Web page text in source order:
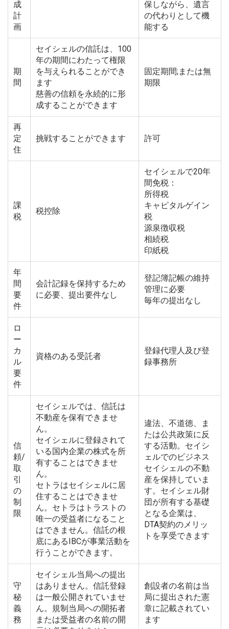
成
計
画
保しながら、遺言
の代わりとして機
能する
期
間
セイシェルの信託は、100
年の期間にわたって権限
を与えられることができ
ます
慈善の信頼を永続的に形
成することができます
固定期間;または無
期限
再
定
住
挑戦することができます 許可
課
税
税控除
セイシェルで20年
間免税：
所得税
キャピタルゲイン
税
源泉徴収税
相続税
印紙税
年
間
要
件
会計記録を保持するため
に必要、提出要件なし
登記簿記帳の維持
管理に必要
毎年の提出なし
ロ
ー
カ
ル
要
件
資格のある受託者
登録代理人及び登
録事務所
信
頼/
取
引
の
制
限
セイシェルでは、信託は
不動産を保有できませ
ん。
セイシェルに登録されて
いる国内企業の株式を所
有することはできませ
ん。
セトラはセイシェルに居
住することはできませ
ん。セトラはトラストの
唯一の受益者になること
はできません。信託の根
底にあるIBCが事業活動を
行うことができます。
違法、不道徳、ま
たは公共政策に反
する活動。セイシ
ェルでのビジネス
セイシェルの不動
産を保持していま
す。セイシェル財
団が所有する基礎
となる企業は、
DTA契約のメリッ
トを享受できます
守
秘
義
務
セイシェル当局への提出
はありません。信託登録
は一般公開されていませ
ん。規制当局への開拓者
または受益者の名前の開
創設者の名前は当
局に提出された憲
章に記載されてい
ます